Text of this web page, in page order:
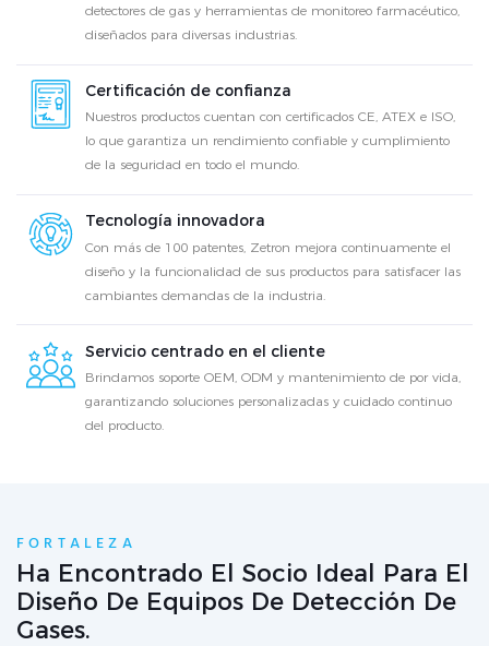
detectores de gas y herramientas de monitoreo farmacéutico,
diseñados para diversas industrias.
Certificación de confianza
Nuestros productos cuentan con certificados CE, ATEX e ISO,
lo que garantiza un rendimiento confiable y cumplimiento
de la seguridad en todo el mundo.
Tecnología innovadora
Con más de 100 patentes, Zetron mejora continuamente el
diseño y la funcionalidad de sus productos para satisfacer las
cambiantes demandas de la industria.
Servicio centrado en el cliente
Brindamos soporte OEM, ODM y mantenimiento de por vida,
garantizando soluciones personalizadas y cuidado continuo
del producto.
FORTALEZA
Ha Encontrado El Socio Ideal Para El
Diseño De Equipos De Detección De
Gases.